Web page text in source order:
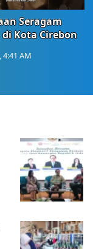
Seragam
Kota Cirebon
4:41 AM